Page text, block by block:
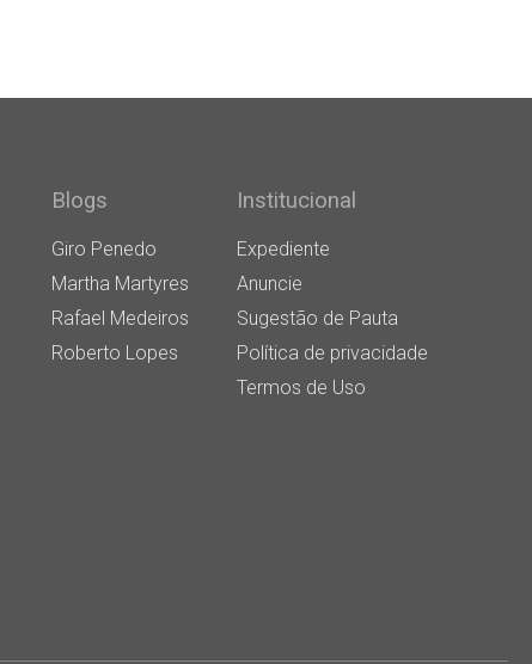
Blogs
Giro Penedo
Martha Martyres
Rafael Medeiros
Roberto Lopes
Institucional
Expediente
Anuncie
Sugestão de Pauta
Política de privacidade
Termos de Uso